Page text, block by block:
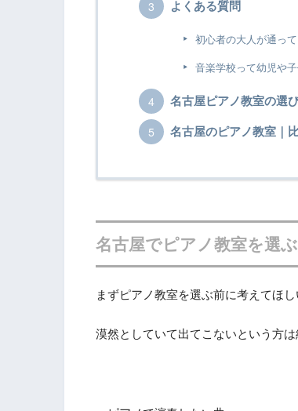
よくある質問
初心者の大人が通っ
音楽学校って幼児や
名古屋ピアノ教室の選
名古屋のピアノ教室｜
名古屋でピアノ教室を選
まずピアノ教室を選ぶ前に考えてほし
漠然としていて出てこないという方